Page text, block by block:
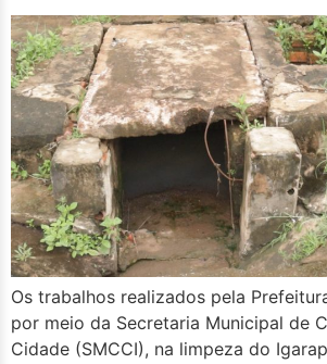
Os trabalhos realizados pela
por meio da Secretaria Municipal de
Cidade (SMCCI), na limpeza do